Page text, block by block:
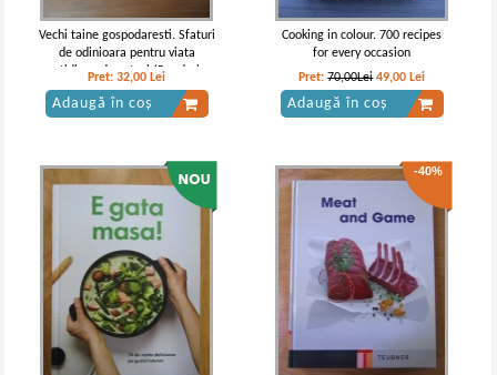
Vechi taine gospodaresti. Sfaturi
de odinioara pentru viata
cotidiana de astazi (Reader's
Digest)
Pret:32,00 Lei
Adaugă în coș
Cooking in colour. 700 recipes
for every occasion
Pret:70,00Lei 49,00 Lei
Adaugă în coș
-40%